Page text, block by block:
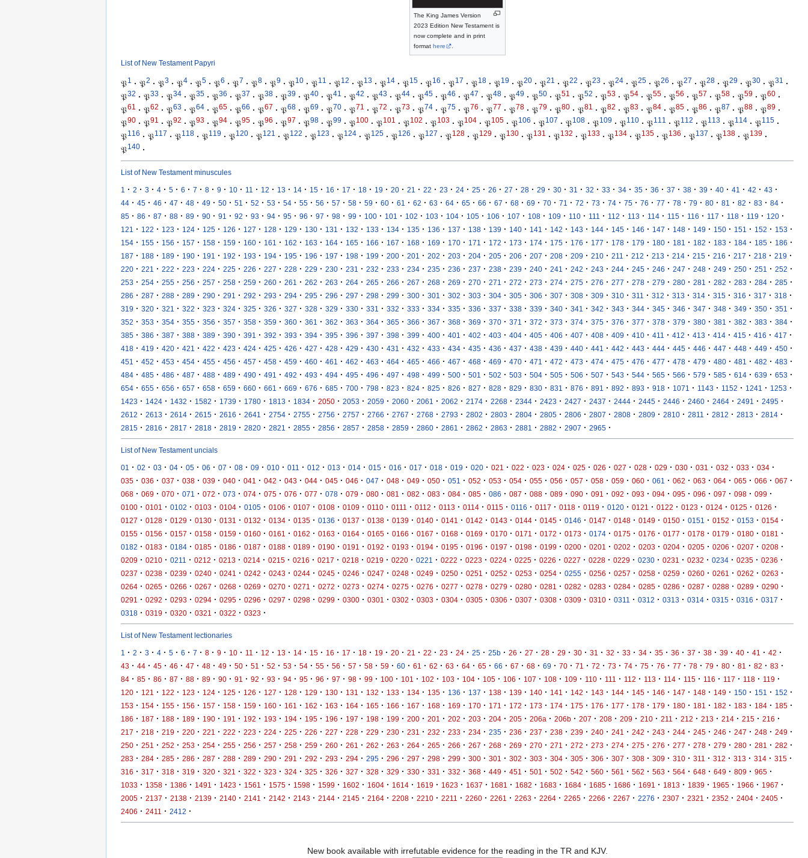
The King James Version
2023 Edition New Testament is
now complete and in print
format here .
List of New Testament Papyri
𝔓1 · 𝔓2 · 𝔓3 · 𝔓4 · 𝔓5 · 𝔓6 · 𝔓7 · 𝔓8 · 𝔓9 · 𝔓10 · 𝔓11 · 𝔓12 · 𝔓13 · 𝔓14 · 𝔓15 · 𝔓16 · 𝔓17 · 𝔓18 · 𝔓19 · 𝔓20 · 𝔓21 · 𝔓22 · 𝔓23 · 𝔓24 · 𝔓25 · 𝔓26 · 𝔓27 · 𝔓28 · 𝔓29 · 𝔓30 · 𝔓31
·
𝔓32 · 𝔓33 · 𝔓34 · 𝔓35 · 𝔓36 · 𝔓37 · 𝔓38 · 𝔓39 · 𝔓40 · 𝔓41 · 𝔓42 · 𝔓43 · 𝔓44 · 𝔓45 · 𝔓46 · 𝔓47 · 𝔓48 · 𝔓49 · 𝔓50 · 𝔓51 · 𝔓52 · 𝔓53 · 𝔓54 · 𝔓55 · 𝔓56 · 𝔓57 · 𝔓58 · 𝔓59 · 𝔓60 ·
𝔓61 · 𝔓62 · 𝔓63 · 𝔓64 · 𝔓65 · 𝔓66 · 𝔓67 · 𝔓68 · 𝔓69 · 𝔓70 · 𝔓71 · 𝔓72 · 𝔓73 · 𝔓74 · 𝔓75 · 𝔓76 · 𝔓77 · 𝔓78 · 𝔓79 · 𝔓80 · 𝔓81 · 𝔓82 · 𝔓83 · 𝔓84 · 𝔓85 · 𝔓86 · 𝔓87 · 𝔓88 · 𝔓89 ·
𝔓90 · 𝔓91 · 𝔓92 · 𝔓93 · 𝔓94 · 𝔓95 · 𝔓96 · 𝔓97 · 𝔓98 · 𝔓99 · 𝔓100 · 𝔓101 · 𝔓102 · 𝔓103 · 𝔓104 · 𝔓105 · 𝔓106 · 𝔓107 · 𝔓108 · 𝔓109 · 𝔓110 · 𝔓111 · 𝔓112 · 𝔓113 · 𝔓114 · 𝔓115 ·
𝔓116 · 𝔓117 · 𝔓118 · 𝔓119 · 𝔓120 · 𝔓121 · 𝔓122 · 𝔓123 · 𝔓124 · 𝔓125 · 𝔓126 · 𝔓127 · 𝔓128 · 𝔓129 · 𝔓130 · 𝔓131 · 𝔓132 · 𝔓133 · 𝔓134 · 𝔓135 · 𝔓136 · 𝔓137 · 𝔓138 · 𝔓139 ·
𝔓140 ·
List of New Testament minuscules
1 · 2 · 3 · 4 · 5 · 6 · 7 · 8 · 9 · 10 · 11 · 12 · 13 · 14 · 15 · 16 · 17 · 18 · 19 · 20 · 21 · 22 · 23 · 24 · 25 · 26 · 27 · 28 · 29 · 30 · 31 · 32 · 33 · 34 · 35 · 36 · 37 · 38 · 39 · 40 · 41 · 42 · 43 ·
44 · 45 · 46 · 47 · 48 · 49 · 50 · 51 · 52 · 53 · 54 · 55 · 56 · 57 · 58 · 59 · 60 · 61 · 62 · 63 · 64 · 65 · 66 · 67 · 68 · 69 · 70 · 71 · 72 · 73 · 74 · 75 · 76 · 77 · 78 · 79 · 80 · 81 · 82 · 83 · 84 ·
85 · 86 · 87 · 88 · 89 · 90 · 91 · 92 · 93 · 94 · 95 · 96 · 97 · 98 · 99 · 100 · 101 · 102 · 103 · 104 · 105 · 106 · 107 · 108 · 109 · 110 · 111 · 112 · 113 · 114 · 115 · 116 · 117 · 118 · 119 · 120 ·
121 · 122 · 123 · 124 · 125 · 126 · 127 · 128 · 129 · 130 · 131 · 132 · 133 · 134 · 135 · 136 · 137 · 138 · 139 · 140 · 141 · 142 · 143 · 144 · 145 · 146 · 147 · 148 · 149 · 150 · 151 · 152 · 153 ·
154 · 155 · 156 · 157 · 158 · 159 · 160 · 161 · 162 · 163 · 164 · 165 · 166 · 167 · 168 · 169 · 170 · 171 · 172 · 173 · 174 · 175 · 176 · 177 · 178 · 179 · 180 · 181 · 182 · 183 · 184 · 185 · 186 ·
187 · 188 · 189 · 190 · 191 · 192 · 193 · 194 · 195 · 196 · 197 · 198 · 199 · 200 · 201 · 202 · 203 · 204 · 205 · 206 · 207 · 208 · 209 · 210 · 211 · 212 · 213 · 214 · 215 · 216 · 217 · 218 · 219 ·
220 · 221 · 222 · 223 · 224 · 225 · 226 · 227 · 228 · 229 · 230 · 231 · 232 · 233 · 234 · 235 · 236 · 237 · 238 · 239 · 240 · 241 · 242 · 243 · 244 · 245 · 246 · 247 · 248 · 249 · 250 · 251 · 252 ·
253 · 254 · 255 · 256 · 257 · 258 · 259 · 260 · 261 · 262 · 263 · 264 · 265 · 266 · 267 · 268 · 269 · 270 · 271 · 272 · 273 · 274 · 275 · 276 · 277 · 278 · 279 · 280 · 281 · 282 · 283 · 284 · 285 ·
286 · 287 · 288 · 289 · 290 · 291 · 292 · 293 · 294 · 295 · 296 · 297 · 298 · 299 · 300 · 301 · 302 · 303 · 304 · 305 · 306 · 307 · 308 · 309 · 310 · 311 · 312 · 313 · 314 · 315 · 316 · 317 · 318 ·
319 · 320 · 321 · 322 · 323 · 324 · 325 · 326 · 327 · 328 · 329 · 330 · 331 · 332 · 333 · 334 · 335 · 336 · 337 · 338 · 339 · 340 · 341 · 342 · 343 · 344 · 345 · 346 · 347 · 348 · 349 · 350 · 351 ·
352 · 353 · 354 · 355 · 356 · 357 · 358 · 359 · 360 · 361 · 362 · 363 · 364 · 365 · 366 · 367 · 368 · 369 · 370 · 371 · 372 · 373 · 374 · 375 · 376 · 377 · 378 · 379 · 380 · 381 · 382 · 383 · 384 ·
385 · 386 · 387 · 388 · 389 · 390 · 391 · 392 · 393 · 394 · 395 · 396 · 397 · 398 · 399 · 400 · 401 · 402 · 403 · 404 · 405 · 406 · 407 · 408 · 409 · 410 · 411 · 412 · 413 · 414 · 415 · 416 · 417 ·
418 · 419 · 420 · 421 · 422 · 423 · 424 · 425 · 426 · 427 · 428 · 429 · 430 · 431 · 432 · 433 · 434 · 435 · 436 · 437 · 438 · 439 · 440 · 441 · 442 · 443 · 444 · 445 · 446 · 447 · 448 · 449 · 450 ·
451 · 452 · 453 · 454 · 455 · 456 · 457 · 458 · 459 · 460 · 461 · 462 · 463 · 464 · 465 · 466 · 467 · 468 · 469 · 470 · 471 · 472 · 473 · 474 · 475 · 476 · 477 · 478 · 479 · 480 · 481 · 482 · 483 ·
484 · 485 · 486 · 487 · 488 · 489 · 490 · 491 · 492 · 493 · 494 · 495 · 496 · 497 · 498 · 499 · 500 · 501 · 502 · 503 · 504 · 505 · 506 · 507 · 543 · 544 · 565 · 566 · 579 · 585 · 614 · 639 · 653 ·
654 · 655 · 656 · 657 · 658 · 659 · 660 · 661 · 669 · 676 · 685 · 700 · 798 · 823 · 824 · 825 · 826 · 827 · 828 · 829 · 830 · 831 · 876 · 891 · 892 · 893 · 918 · 1071 · 1143 · 1152 · 1241 · 1253 ·
1423 · 1424 · 1432 · 1582 · 1739 · 1780 · 1813 · 1834 · 2050 · 2053 · 2059 · 2060 · 2061 · 2062 · 2174 · 2268 · 2344 · 2423 · 2427 · 2437 · 2444 · 2445 · 2446 · 2460 · 2464 · 2491 · 2495 ·
2612 · 2613 · 2614 · 2615 · 2616 · 2641 · 2754 · 2755 · 2756 · 2757 · 2766 · 2767 · 2768 · 2793 · 2802 · 2803 · 2804 · 2805 · 2806 · 2807 · 2808 · 2809 · 2810 · 2811 · 2812 · 2813 · 2814 ·
2815 · 2816 · 2817 · 2818 · 2819 · 2820 · 2821 · 2855 · 2856 · 2857 · 2858 · 2859 · 2860 · 2861 · 2862 · 2863 · 2881 · 2882 · 2907 · 2965 ·
List of New Testament uncials
01 · 02 · 03 · 04 · 05 · 06 · 07 · 08 · 09 · 010 · 011 · 012 · 013 · 014 · 015 · 016 · 017 · 018 · 019 · 020 · 021 · 022 · 023 · 024 · 025 · 026 · 027 · 028 · 029 · 030 · 031 · 032 · 033 · 034 ·
035 · 036 · 037 · 038 · 039 · 040 · 041 · 042 · 043 · 044 · 045 · 046 · 047 · 048 · 049 · 050 · 051 · 052 · 053 · 054 · 055 · 056 · 057 · 058 · 059 · 060 · 061 · 062 · 063 · 064 · 065 · 066 · 067 ·
068 · 069 · 070 · 071 · 072 · 073 · 074 · 075 · 076 · 077 · 078 · 079 · 080 · 081 · 082 · 083 · 084 · 085 · 086 · 087 · 088 · 089 · 090 · 091 · 092 · 093 · 094 · 095 · 096 · 097 · 098 · 099 ·
0100 · 0101 · 0102 · 0103 · 0104 · 0105 · 0106 · 0107 · 0108 · 0109 · 0110 · 0111 · 0112 · 0113 · 0114 · 0115 · 0116 · 0117 · 0118 · 0119 · 0120 · 0121 · 0122 · 0123 · 0124 · 0125 · 0126 ·
0127 · 0128 · 0129 · 0130 · 0131 · 0132 · 0134 · 0135 · 0136 · 0137 · 0138 · 0139 · 0140 · 0141 · 0142 · 0143 · 0144 · 0145 · 0146 · 0147 · 0148 · 0149 · 0150 · 0151 · 0152 · 0153 · 0154 ·
0155 · 0156 · 0157 · 0158 · 0159 · 0160 · 0161 · 0162 · 0163 · 0164 · 0165 · 0166 · 0167 · 0168 · 0169 · 0170 · 0171 · 0172 · 0173 · 0174 · 0175 · 0176 · 0177 · 0178 · 0179 · 0180 · 0181 ·
0182 · 0183 · 0184 · 0185 · 0186 · 0187 · 0188 · 0189 · 0190 · 0191 · 0192 · 0193 · 0194 · 0195 · 0196 · 0197 · 0198 · 0199 · 0200 · 0201 · 0202 · 0203 · 0204 · 0205 · 0206 · 0207 · 0208 ·
0209 · 0210 · 0211 · 0212 · 0213 · 0214 · 0215 · 0216 · 0217 · 0218 · 0219 · 0220 · 0221 · 0222 · 0223 · 0224 · 0225 · 0226 · 0227 · 0228 · 0229 · 0230 · 0231 · 0232 · 0234 · 0235 · 0236 ·
0237 · 0238 · 0239 · 0240 · 0241 · 0242 · 0243 · 0244 · 0245 · 0246 · 0247 · 0248 · 0249 · 0250 · 0251 · 0252 · 0253 · 0254 · 0255 · 0256 · 0257 · 0258 · 0259 · 0260 · 0261 · 0262 · 0263 ·
0264 · 0265 · 0266 · 0267 · 0268 · 0269 · 0270 · 0271 · 0272 · 0273 · 0274 · 0275 · 0276 · 0277 · 0278 · 0279 · 0280 · 0281 · 0282 · 0283 · 0284 · 0285 · 0286 · 0287 · 0288 · 0289 · 0290 ·
0291 · 0292 · 0293 · 0294 · 0295 · 0296 · 0297 · 0298 · 0299 · 0300 · 0301 · 0302 · 0303 · 0304 · 0305 · 0306 · 0307 · 0308 · 0309 · 0310 · 0311 · 0312 · 0313 · 0314 · 0315 · 0316 · 0317 ·
0318 · 0319 · 0320 · 0321 · 0322 · 0323 ·
List of New Testament lectionaries
1 · 2 · 3 · 4 · 5 · 6 · 7 · 8 · 9 · 10 · 11 · 12 · 13 · 14 · 15 · 16 · 17 · 18 · 19 · 20 · 21 · 22 · 23 · 24 · 25 · 25b · 26 · 27 · 28 · 29 · 30 · 31 · 32 · 33 · 34 · 35 · 36 · 37 · 38 · 39 · 40 · 41 · 42 ·
43 · 44 · 45 · 46 · 47 · 48 · 49 · 50 · 51 · 52 · 53 · 54 · 55 · 56 · 57 · 58 · 59 · 60 · 61 · 62 · 63 · 64 · 65 · 66 · 67 · 68 · 69 · 70 · 71 · 72 · 73 · 74 · 75 · 76 · 77 · 78 · 79 · 80 · 81 · 82 · 83 ·
84 · 85 · 86 · 87 · 88 · 89 · 90 · 91 · 92 · 93 · 94 · 95 · 96 · 97 · 98 · 99 · 100 · 101 · 102 · 103 · 104 · 105 · 106 · 107 · 108 · 109 · 110 · 111 · 112 · 113 · 114 · 115 · 116 · 117 · 118 · 119 ·
120 · 121 · 122 · 123 · 124 · 125 · 126 · 127 · 128 · 129 · 130 · 131 · 132 · 133 · 134 · 135 · 136 · 137 · 138 · 139 · 140 · 141 · 142 · 143 · 144 · 145 · 146 · 147 · 148 · 149 · 150 · 151 · 152 ·
153 · 154 · 155 · 156 · 157 · 158 · 159 · 160 · 161 · 162 · 163 · 164 · 165 · 166 · 167 · 168 · 169 · 170 · 171 · 172 · 173 · 174 · 175 · 176 · 177 · 178 · 179 · 180 · 181 · 182 · 183 · 184 · 185 ·
186 · 187 · 188 · 189 · 190 · 191 · 192 · 193 · 194 · 195 · 196 · 197 · 198 · 199 · 200 · 201 · 202 · 203 · 204 · 205 · 206a · 206b · 207 · 208 · 209 · 210 · 211 · 212 · 213 · 214 · 215 · 216 ·
217 · 218 · 219 · 220 · 221 · 222 · 223 · 224 · 225 · 226 · 227 · 228 · 229 · 230 · 231 · 232 · 233 · 234 · 235 · 236 · 237 · 238 · 239 · 240 · 241 · 242 · 243 · 244 · 245 · 246 · 247 · 248 · 249 ·
250 · 251 · 252 · 253 · 254 · 255 · 256 · 257 · 258 · 259 · 260 · 261 · 262 · 263 · 264 · 265 · 266 · 267 · 268 · 269 · 270 · 271 · 272 · 273 · 274 · 275 · 276 · 277 · 278 · 279 · 280 · 281 · 282 ·
283 · 284 · 285 · 286 · 287 · 288 · 289 · 290 · 291 · 292 · 293 · 294 · 295 · 296 · 297 · 298 · 299 · 300 · 301 · 302 · 303 · 304 · 305 · 306 · 307 · 308 · 309 · 310 · 311 · 312 · 313 · 314 · 315 ·
316 · 317 · 318 · 319 · 320 · 321 · 322 · 323 · 324 · 325 · 326 · 327 · 328 · 329 · 330 · 331 · 332 · 368 · 449 · 451 · 501 · 502 · 542 · 560 · 561 · 562 · 563 · 564 · 648 · 649 · 809 · 965 ·
1033 · 1358 · 1386 · 1491 · 1423 · 1561 · 1575 · 1598 · 1599 · 1602 · 1604 · 1614 · 1619 · 1623 · 1637 · 1681 · 1682 · 1683 · 1684 · 1685 · 1686 · 1691 · 1813 · 1839 · 1965 · 1966 · 1967 ·
2005 · 2137 · 2138 · 2139 · 2140 · 2141 · 2142 · 2143 · 2144 · 2145 · 2164 · 2208 · 2210 · 2211 · 2260 · 2261 · 2263 · 2264 · 2265 · 2266 · 2267 · 2276 · 2307 · 2321 · 2352 · 2404 · 2405 ·
2406 · 2411 · 2412 ·
New book available with irrefutable evidence for the reading in the TR and KJV.